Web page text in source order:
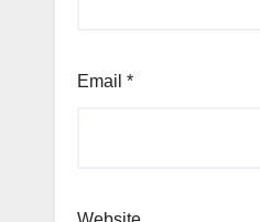
Email *